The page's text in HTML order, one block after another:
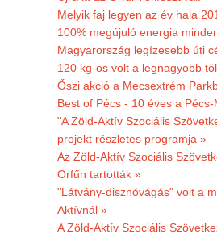
Melyik faj legyen az év hala
100% megújuló energia
Magyarország legízesebb úti
120 kg-os volt a legnagyobb
Őszi akció a Mecsextrém
Best of Pécs - 10 éves a
"A Zöld-Aktív Szociális
projekt részletes programja »
Az Zöld-Aktív Szociális
Orfűn tartották »
"Látvány-disznóvágás" volt a
Aktívnál »
A Zöld-Aktív Szociális